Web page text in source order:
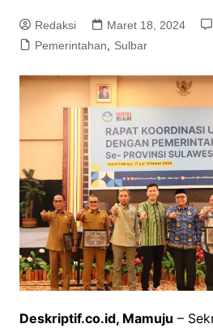
Redaksi Maret 18, 2024
Pemerintahan
Sulbar
Deskriptif.co.id, Mamuju –